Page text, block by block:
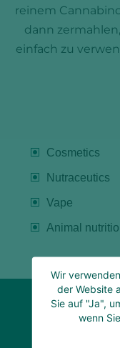
reinem
dann
einfach zu
Cosmetics
Nutraceutics
Vape
Animal
TELL
Wir
der Website
Sie auf "Ja",
wenn